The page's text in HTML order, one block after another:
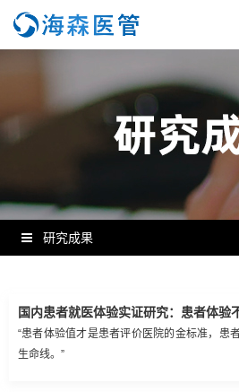
研究成果
国内患者就医体验实证研究：患者体验
“患者体验值才是患者评价医院的金标准，患
生命线。”